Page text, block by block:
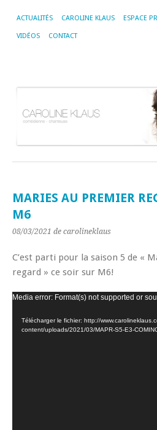
ACTUALITÉS CAROLINE KLAUS ESPACE
VIDÉOS CONTACT
MARIES AU PREMIER
M6
08/03/2021 de carolineklaus
C’est parti pour la saison 5 de «
regard » ce soir sur M6!
Lecteur
Media error: Format(s) not supported or
Télécharger le fichier: http://
content/uploads/2021/03/MAPR-S5-E3-